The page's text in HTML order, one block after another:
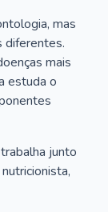
mas
diferentes.
mais
estuda o
junto